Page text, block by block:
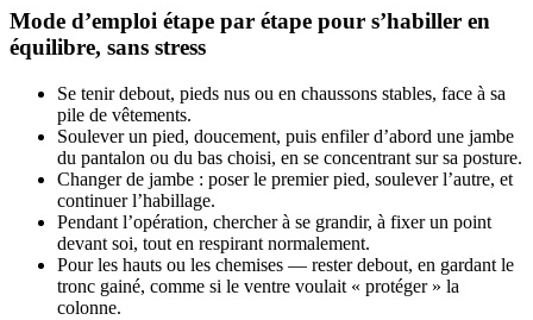
Mode d’emploi étape par étape pour s’habiller en
équilibre, sans stress
Se tenir debout, pieds nus ou en chaussons stables, face à sa
pile de vêtements.
Soulever un pied, doucement, puis enfiler d’abord une jambe
du pantalon ou du bas choisi, en se concentrant sur sa posture.
Changer de jambe : poser le premier pied, soulever l’autre, et
continuer l’habillage.
Pendant l’opération, chercher à se grandir, à fixer un point
devant soi, tout en respirant normalement.
Pour les hauts ou les chemises — rester debout, en gardant le
tronc gainé, comme si le ventre voulait « protéger » la
colonne.